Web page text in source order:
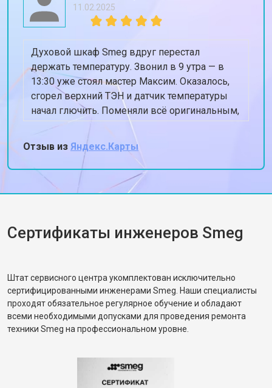
11.02.2025
Духовой шкаф Smeg вдруг перестал
держать температуру. Звонил в 9 утра — в
13:30 уже стоял мастер Максим. Оказалось,
сгорел верхний ТЭН и датчик температуры
начал глючить. Поменяли всё оригинальным,
духовка теперь греет ровно 180, когда
ставлю 180. Спасибо, жена снова готовит
Отзыв из Яндекс.Карты
Сертификаты инженеров Smeg
Штат сервисного центра укомплектован исключительно
сертифицированными инженерами Smeg. Наши специалисты
проходят обязательное регулярное обучение и обладают
всеми необходимыми допусками для проведения ремонта
техники Smeg на профессиональном уровне.